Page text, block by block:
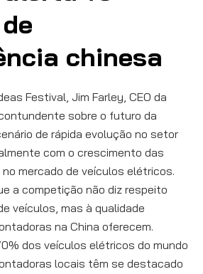
chinesa
Festival, Jim Farley, CEO da
sobre o futuro da
de rápida evolução no setor
com o crescimento das
mercado de veículos elétricos.
a competição não diz respeito
veículos, mas à qualidade
na China oferecem.
dos veículos elétricos do mundo
locais têm se destacado